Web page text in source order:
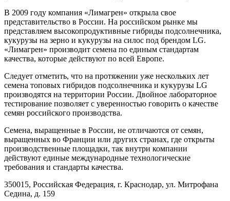
В 2009 году компания «Лимагрен» открыла свое
представительство в России. На российском рынке мы
представляем высокопродуктивные гибриды подсолнечника,
кукурузы на зерно и кукурузы на силос под брендом LG.
«Лимагрен» производит семена по единым стандартам
качества, которые действуют по всей Европе.
Следует отметить, что на протяжении уже нескольких лет
семена топовых гибридов подсолнечника и кукурузы LG
производятся на территории России. Двойное лабораторное
тестирование позволяет с уверенностью говорить о качестве
семян российского производства.
Семена, выращенные в России, не отличаются от семян,
выращенных во Франции или других странах, где открыты
производственные площадки, так внутри компании
действуют единые международные технологические
требования и стандарты качества.
350015, Российская Федерация, г. Краснодар, ул. Митрофана
Седина, д. 159